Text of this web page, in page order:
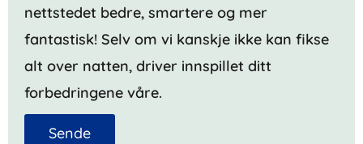
nettstedet bedre, smartere og mer
fantastisk! Selv om vi kanskje ikke kan fikse
alt over natten, driver innspillet ditt
forbedringene våre.
Sende